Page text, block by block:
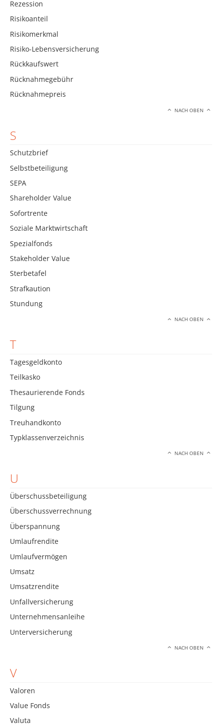
Rezession
Risikoanteil
Risikomerkmal
Risiko-Lebensversicherung
Rückkaufswert
Rücknahmegebühr
Rücknahmepreis
NACH OBEN
S
Schutzbrief
Selbstbeteiligung
SEPA
Shareholder Value
Sofortrente
Soziale Marktwirtschaft
Spezialfonds
Stakeholder Value
Sterbetafel
Strafkaution
Stundung
NACH OBEN
T
Tagesgeldkonto
Teilkasko
Thesaurierende Fonds
Tilgung
Treuhandkonto
Typklassenverzeichnis
NACH OBEN
U
Überschussbeteiligung
Überschussverrechnung
Überspannung
Umlaufrendite
Umlaufvermögen
Umsatz
Umsatzrendite
Unfallversicherung
Unternehmensanleihe
Unterversicherung
NACH OBEN
V
Valoren
Value Fonds
Valuta